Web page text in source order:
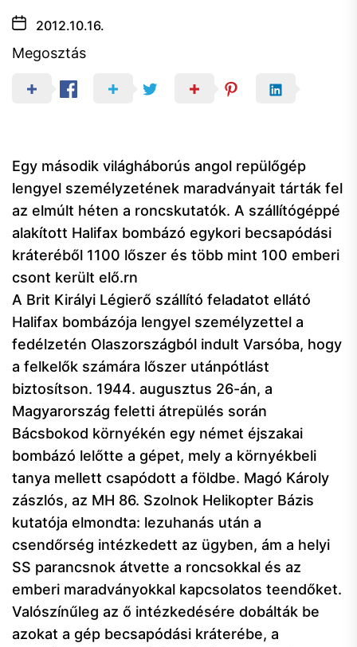
2012.10.16.
Megosztás
Egy második világháborús angol repülőgép
lengyel személyzetének maradványait tárták fel
az elmúlt héten a roncskutatók. A szállítógéppé
alakított Halifax bombázó egykori becsapódási
kráteréből 1100 lőszer és több mint 100 emberi
csont került elő.rn
A Brit Királyi Légierő szállító feladatot ellátó
Halifax bombázója lengyel személyzettel a
fedélzetén Olaszországból indult Varsóba, hogy
a felkelők számára lőszer utánpótlást
biztosítson. 1944. augusztus 26-án, a
Magyarország feletti átrepülés során
Bácsbokod környékén egy német éjszakai
bombázó lelőtte a gépet, mely a környékbeli
tanya mellett csapódott a földbe. Magó Károly
zászlós, az MH 86. Szolnok Helikopter Bázis
kutatója elmondta: lezuhanás után a
csendőrség intézkedett az ügyben, ám a helyi
SS parancsnok átvette a roncsokkal és az
emberi maradványokkal kapcsolatos teendőket.
Valószínűleg az ő intézkedésére dobálták be
azokat a gép becsapódási kráterébe, a